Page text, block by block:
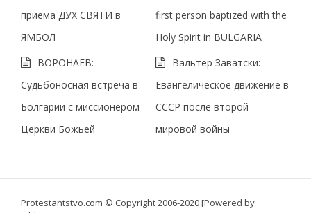
приема ДУХ СВЯТИ в
ЯМБОЛ
first person baptized with the
Holy Spirit in BULGARIA
ВОРОНАЕВ:
Судьбоносная встреча в
Болгарии с миссионером
Церкви Божьей
Вальтер Заватски:
Евангелическое движение в
СССР после второй
мировой войны
Protestantstvo.com © Copyright 2006-2020 [Powered by